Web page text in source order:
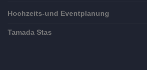
Hochzeits-und Eventplanung
Tamada Stas